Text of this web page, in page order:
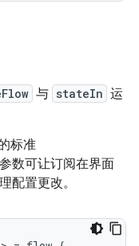
与 stateIn 运
标准
参数可让订阅在界面
配置更改。